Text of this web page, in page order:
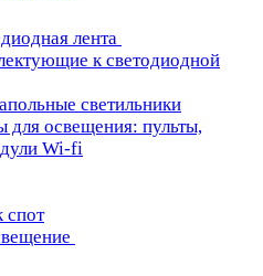
лента
к светодиодной
светильники
для освещения: пульты,
Wi-fi
спот